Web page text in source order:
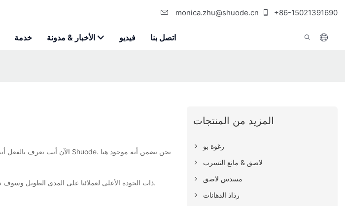
monica.zhu@shuode.cn +86-15021391690
خدمة الأخبار & مدونة فيديو اتصل بنا
ذات الجودة الأعلى لعملائنا على المدى الطويل وسوف نتعاون بنشاط مع عملائنا لتقديم حلول فعالة وفوائد من حيث التكلفة.
المزيد من المنتجات
رغوة بو
لاصق & مانع التسرب
مسدس لاصق
رذاذ الدهانات